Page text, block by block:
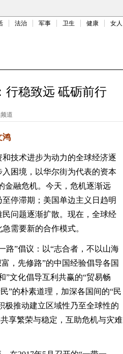
法治 军事 卫生 健康 女人
行稳致远 砥砺前行
道
鸿
技术进步为动力的全球经济逐
困境，以华尔街为代表的资本
金融危机。今天，危机逐渐远
停滞期；美国单边主义日趋明
问题逐渐扩散。现在，全球经
需要新的合作模式。
”倡议：以“志合者，不以山海
，先修路”的中国经验倡导各国
”文化倡导互利共赢的“贸易畅
”的朴素道理，加深各国间的“民
极推动建立区域性乃至全球性的
享繁荣与稳定，互助危机与灾难